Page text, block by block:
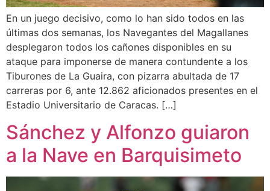
En un juego decisivo, como lo han sido todos en las
últimas dos semanas, los Navegantes del Magallanes
desplegaron todos los cañones disponibles en su
ataque para imponerse de manera contundente a los
Tiburones de La Guaira, con pizarra abultada de 17
carreras por 6, ante 12.862 aficionados presentes en el
Estadio Universitario de Caracas. […]
Sánchez y Alfonzo guiaron
a la Nave en Barquisimeto